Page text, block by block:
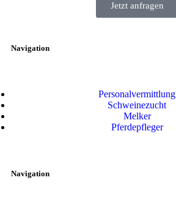
Jetzt anfragen
Navigation
Personalvermittlung
Schweinezucht
Melker
Pferdepfleger
Navigation